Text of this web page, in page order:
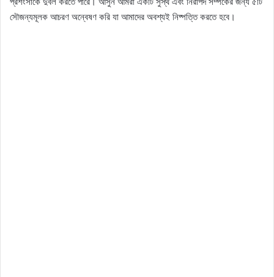
সৌজন্যমূলক আচরণ অন্বেষণ করি যা আমাদের অবশ্যই নিষ্পত্তি করতে হবে।